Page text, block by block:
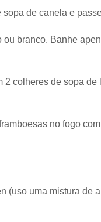
de canela e
branco. Banhe
2 colheres de sopa
no fogo
(uso uma mistura de